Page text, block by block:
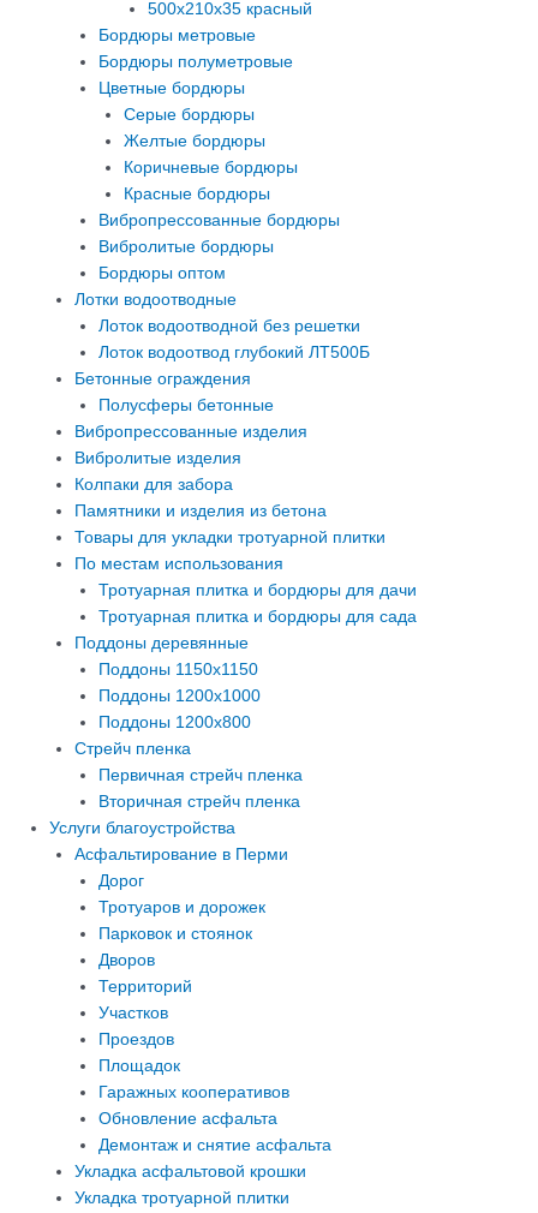
500х210х35 красный
Бордюры метровые
Бордюры полуметровые
Цветные бордюры
Серые бордюры
Желтые бордюры
Коричневые бордюры
Красные бордюры
Вибропрессованные бордюры
Вибролитые бордюры
Бордюры оптом
Лотки водоотводные
Лоток водоотводной без решетки
Лоток водоотвод глубокий ЛТ500Б
Бетонные ограждения
Полусферы бетонные
Вибропрессованные изделия
Вибролитые изделия
Колпаки для забора
Памятники и изделия из бетона
Товары для укладки тротуарной плитки
По местам использования
Тротуарная плитка и бордюры для дачи
Тротуарная плитка и бордюры для сада
Поддоны деревянные
Поддоны 1150х1150
Поддоны 1200х1000
Поддоны 1200х800
Стрейч пленка
Первичная стрейч пленка
Вторичная стрейч пленка
Услуги благоустройства
Асфальтирование в Перми
Дорог
Тротуаров и дорожек
Парковок и стоянок
Дворов
Территорий
Участков
Проездов
Площадок
Гаражных кооперативов
Обновление асфальта
Демонтаж и снятие асфальта
Укладка асфальтовой крошки
Укладка тротуарной плитки